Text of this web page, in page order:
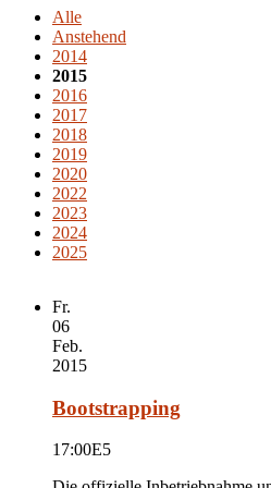
Alle
Anstehend
2014
2015
2016
2017
2018
2019
2020
2022
2023
2024
2025
Fr.
06
Feb.
2015
Bootstrapping
17:00E5